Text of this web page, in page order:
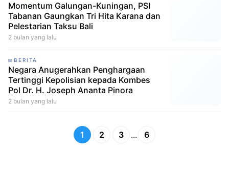
Momentum Galungan-Kuningan, PSI
Tabanan Gaungkan Tri Hita Karana dan
Pelestarian Taksu Bali
2 bulan yang lalu
BERITA
Negara Anugerahkan Penghargaan
Tertinggi Kepolisian kepada Kombes
Pol Dr. H. Joseph Ananta Pinora
2 bulan yang lalu
1 2 3 ... 6